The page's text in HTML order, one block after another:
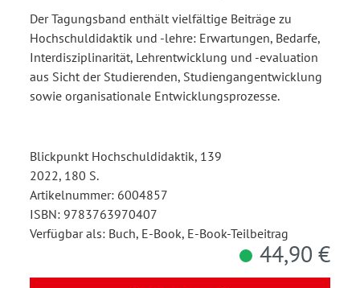
Der Tagungsband enthält vielfältige Beiträge zu
Hochschuldidaktik und -lehre: Erwartungen, Bedarfe,
Interdisziplinarität, Lehrentwicklung und -evaluation
aus Sicht der Studierenden, Studiengangentwicklung
sowie organisationale Entwicklungsprozesse.
Blickpunkt Hochschuldidaktik, 139
2022, 180 S.
Artikelnummer: 6004857
ISBN: 9783763970407
Verfügbar als: Buch, E-Book, E-Book-Teilbeitrag
44,90 €